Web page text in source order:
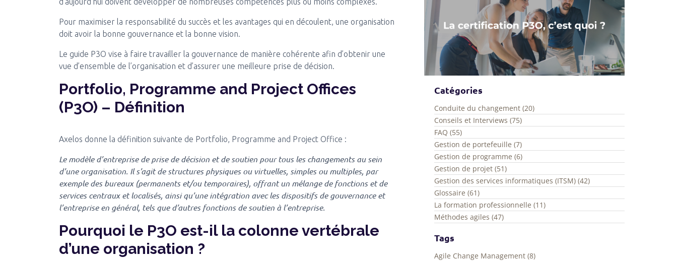
Catégories
Conduite du changement (20)
Conseils et Interviews (75)
FAQ (55)
Gestion de portefeuille (7)
Gestion de programme (6)
Gestion de projet (51)
Gestion des services informatiques (ITSM) (42)
Glossaire (61)
La formation professionnelle (11)
Méthodes agiles (47)
Tags
Agile Change Management (8)
Pour maximiser la responsabilité du succès et les avantages qui en découlent, une organisation
doit avoir la bonne gouvernance et la bonne vision.
Le guide P3O vise à faire travailler la gouvernance de manière cohérente afin d’obtenir une
vue d’ensemble de l’organisation et d’assurer une meilleure prise de décision.
Portfolio, Programme and Project Offices
(P3O) – Définition
Axelos donne la définition suivante de Portfolio, Programme and Project Office :
Le modèle d’entreprise de prise de décision et de soutien pour tous les changements au sein
d’une organisation. Il s’agit de structures physiques ou virtuelles, simples ou multiples, par
exemple des bureaux (permanents et/ou temporaires), offrant un mélange de fonctions et de
services centraux et localisés, ainsi qu’une intégration avec les dispositifs de gouvernance et
l’entreprise en général, tels que d’autres fonctions de soutien à l’entreprise.
Pourquoi le P3O est-il la colonne vertébrale
d’une organisation ?